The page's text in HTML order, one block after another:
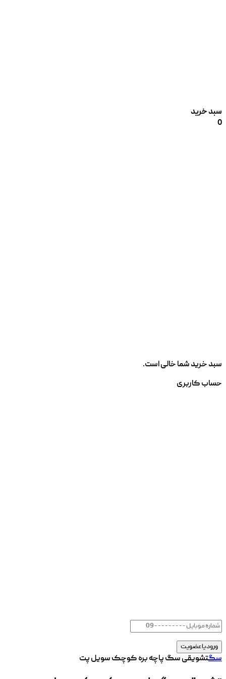
سبد خرید
0
سبد خرید شما خالی است.
حساب کاربری
سگتشویقی سگ پاچه بره کوچک سویل پت